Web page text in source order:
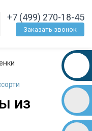
+7 (499) 270-18-45
Заказать звонок
из